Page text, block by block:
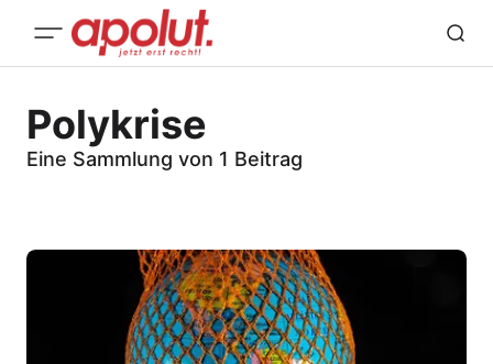
Polykrise
Eine Sammlung von 1 Beitrag